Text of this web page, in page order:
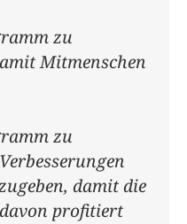
zu
Mitmenschen
zu
damit die
profitiert